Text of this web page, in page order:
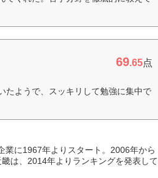
69.65点
たようで、スッキリして勉強に集中で
業に1967年よりスタート。2006年から
は、2014年よりランキングを発表して